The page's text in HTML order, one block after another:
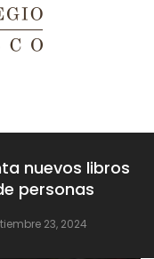
nuevos libros
personas
23, 2024